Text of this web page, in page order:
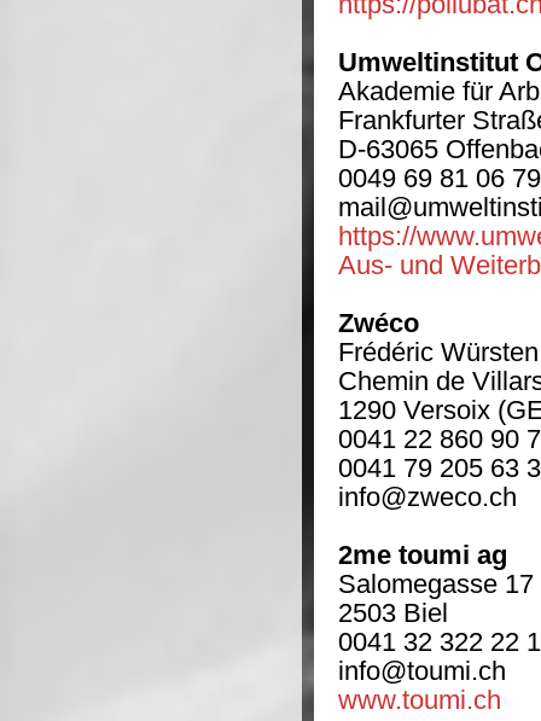
Umweltinstitut
Akademie für
Frankfurter
D-63065
0049 69 81 06 79
https://
Aus- und
Zwéco
Frédéric Würsten
Chemin de
1290 Versoix
0041 22 860 90
0041 79 205 63
info@zweco.ch
2me toumi ag
Salomegasse 17
2503 Biel
0041 32 322 22
info@toumi.ch
www.toumi.ch